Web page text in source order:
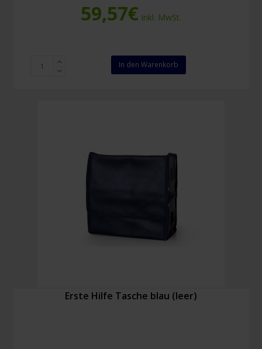
59,57€ Inkl. MwSt.
Verbandskasten
In den Warenkorb
Erste Hilfe Tasche blau (leer)